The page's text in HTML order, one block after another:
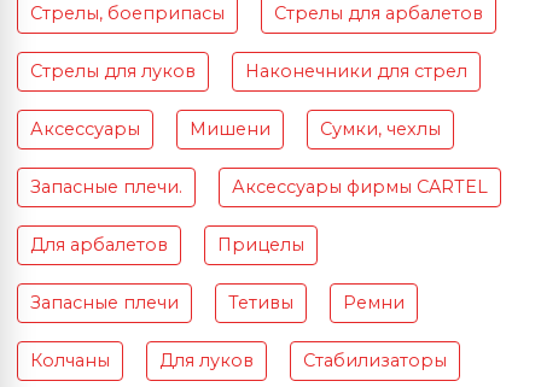
Стрелы, боеприпасы Стрелы для арбалетов
Стрелы для луков Наконечники для стрел
Аксессуары Мишени Сумки, чехлы
Запасные плечи. Аксессуары фирмы CARTEL
Для арбалетов Прицелы
Запасные плечи Тетивы Ремни
Колчаны Для луков Стабилизаторы